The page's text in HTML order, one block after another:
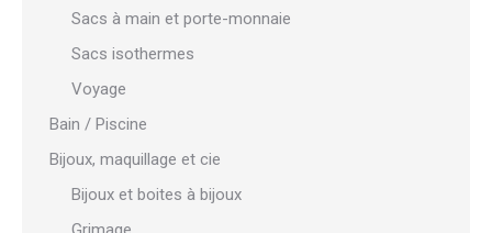
Sacs à main et porte-monnaie
Sacs isothermes
Voyage
Bain / Piscine
Bijoux, maquillage et cie
Bijoux et boites à bijoux